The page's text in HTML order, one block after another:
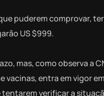
puderem comprovar,
US $999.
mas, como observa a
entra em vigor
verificar a